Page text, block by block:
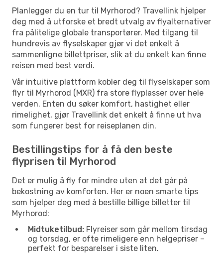
Planlegger du en tur til Myrhorod? Travellink hjelper
deg med å utforske et bredt utvalg av flyalternativer
fra pålitelige globale transportører. Med tilgang til
hundrevis av flyselskaper gjør vi det enkelt å
sammenligne billettpriser, slik at du enkelt kan finne
reisen med best verdi.
Vår intuitive plattform kobler deg til flyselskaper som
flyr til Myrhorod (MXR) fra store flyplasser over hele
verden. Enten du søker komfort, hastighet eller
rimelighet, gjør Travellink det enkelt å finne ut hva
som fungerer best for reiseplanen din.
Bestillingstips for å få den beste
flyprisen til Myrhorod
Det er mulig å fly for mindre uten at det går på
bekostning av komforten. Her er noen smarte tips
som hjelper deg med å bestille billige billetter til
Myrhorod:
Midtuketilbud: Flyreiser som går mellom tirsdag
og torsdag, er ofte rimeligere enn helgepriser –
perfekt for besparelser i siste liten.